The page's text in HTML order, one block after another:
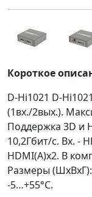
Короткое
D-Hi1021 D-
(1вх./2вых.).
Поддержка 3D и
10,2Гбит/с. Вх. -
HDMI(A)x2. В
Размеры
-5…+55°С.